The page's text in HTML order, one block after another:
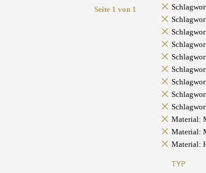
Seite 1 von 1
Material:
Material:
Material:
TYP